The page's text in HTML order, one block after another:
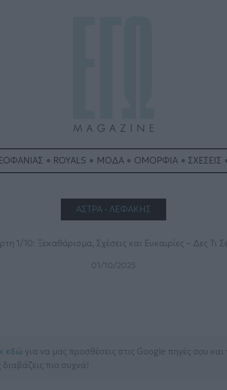
ROYALS ΜΟΔΑ ΟΜΟΡΦΙΑ ΣΧΕΣΕΙΣ
ΑΣΤΡΑ - ΛΕΦΑΚΗΣ
1/10: Ξεκαθάρισμα, Σχέσεις και Ευκαιρίες – Δες Τι
01/10/2025
εδώ για να μας προσθέσεις στις Google πηγές σου και
διαβάζεις πιο συχνά!